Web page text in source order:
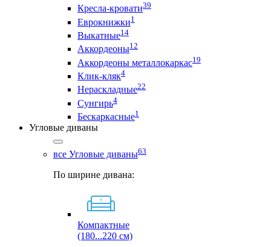
Кресла-кровати39
Еврокнижки1
Выкатные14
Аккордеоны12
Аккордеоны металлокаркас19
Клик-кляк4
Нераскладные22
Сунгирь4
Бескаркасные1
Угловые диваны
все Угловые диваны63
По ширине дивана:
Компактные
(180...220 см)